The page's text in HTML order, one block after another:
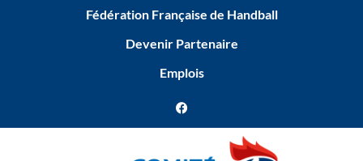
Fédération Française de Handball
Devenir Partenaire
Emplois